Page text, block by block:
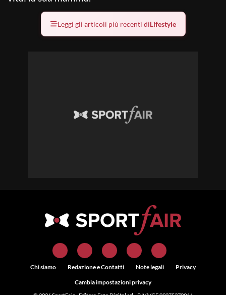
Leggi gli articoli più recenti diLifestyle
Chi siamo Redazione e Contatti Note legali
Privacy
Cambia impostazioni privacy